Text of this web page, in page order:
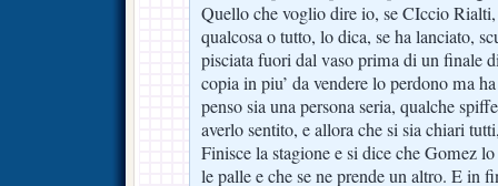
Quello che voglio dire io, se CIccio
qualcosa o tutto, lo dica, se ha lanciato,
pisciata fuori dal vaso prima di un finale
copia in piu’ da vendere lo perdono ma
penso sia una persona seria, qualche
averlo sentito, e allora che si sia chiari
Finisce la stagione e si dice che Gomez
le palle e che se ne prende un altro. E in